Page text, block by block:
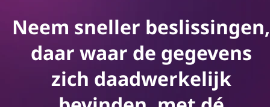
Neem sneller beslissingen,
daar waar de gegevens
zich daadwerkelijk